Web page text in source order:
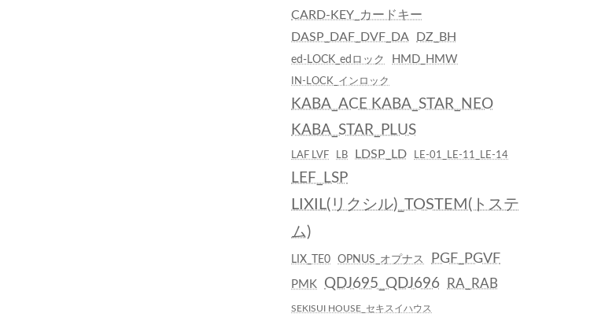
CARD-KEY_カードキー
DASP_DAF_DVF_DA
DZ_BH
ed-LOCK_edロック HMD_HMW
IN-LOCK_インロック
KABA_ACE KABA_STAR_NEO
KABA_STAR_PLUS
LAF LVF LB LDSP_LD LE-01_LE-11_LE-14
LEF_LSP
LIXIL(リクシル)_TOSTEM(トステ
ム)
LIX_TE0 OPNUS_オプナス PGF_PGVF
PMK QDJ695_QDJ696 RA_RAB
SEKISUI HOUSE_セキスイハウス